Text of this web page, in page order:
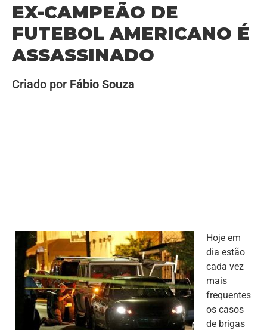
EX-CAMPEÃO DE
FUTEBOL AMERICANO É
ASSASSINADO
Criado por Fábio Souza
Hoje em
dia estão
cada vez
mais
frequentes
os casos
de brigas